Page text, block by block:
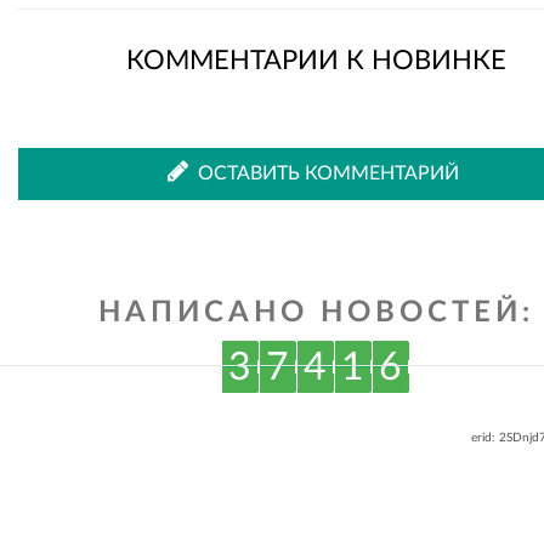
КОММЕНТАРИИ К НОВИНКЕ
ОСТАВИТЬ КОММЕНТАРИЙ
НАПИСАНО НОВОСТЕЙ:
3 7 4 1 6
erid: